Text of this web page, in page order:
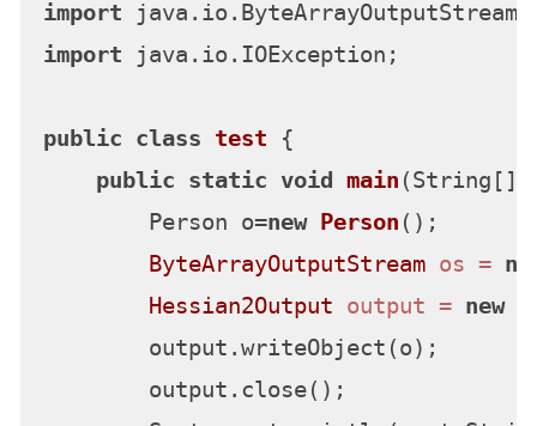
import
import java.io.IOException;
public class test {
public static void main (String[]
        Person o=
new Person ();
ByteArrayOutputStream os =
Hessian2Output output = new
        output.writeObject(o);
        output.close();